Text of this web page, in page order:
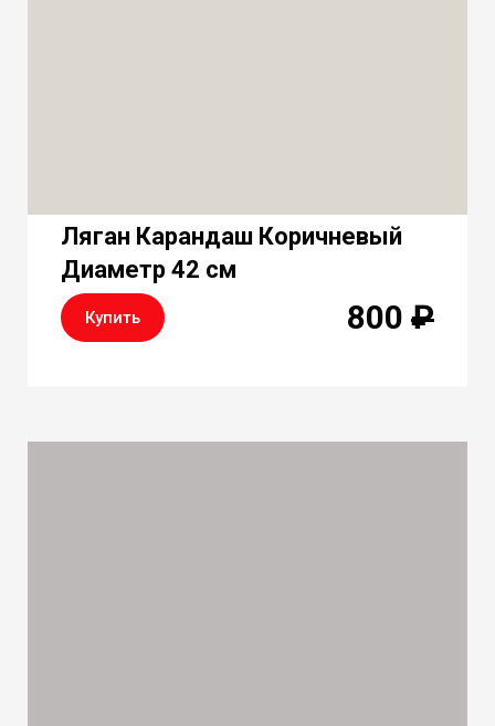
Ляган Карандаш Коричневый
Диаметр 42 см
Купить 800 ₽